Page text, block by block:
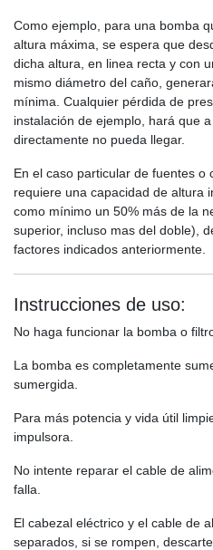
Como ejemplo, para una bomba
altura máxima, se espera que
dicha altura, en linea recta y con
mismo diámetro del caño,
mínima. Cualquier pérdida de
instalación de ejemplo, hará que
directamente no pueda llegar.
En el caso particular de fuentes o
requiere una capacidad de altura
como mínimo un 50% más de la
superior, incluso mas del doble),
factores indicados anteriormente.
Instrucciones de uso:
No haga funcionar la bomba o
La bomba es completamente
sumergida.
Para más potencia y vida útil
impulsora.
No intente reparar el cable de
falla.
El cabezal eléctrico y el cable de
separados, si se rompen,